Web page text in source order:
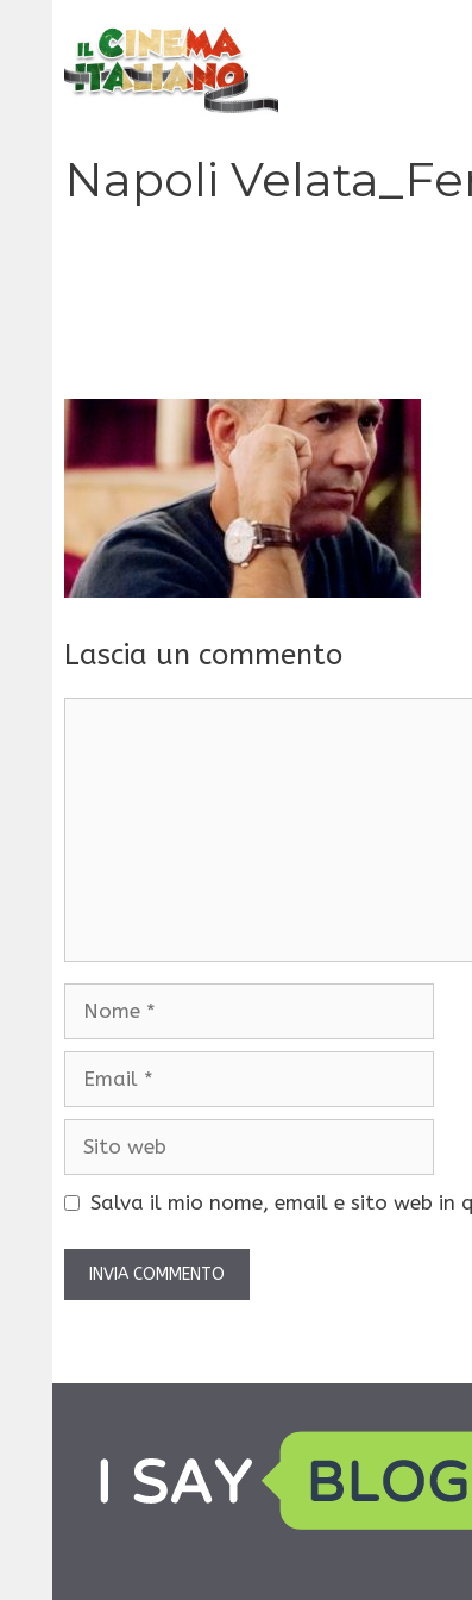
contenuto
Napoli
Lascia un commento
Salva il mio nome, email e sito web in